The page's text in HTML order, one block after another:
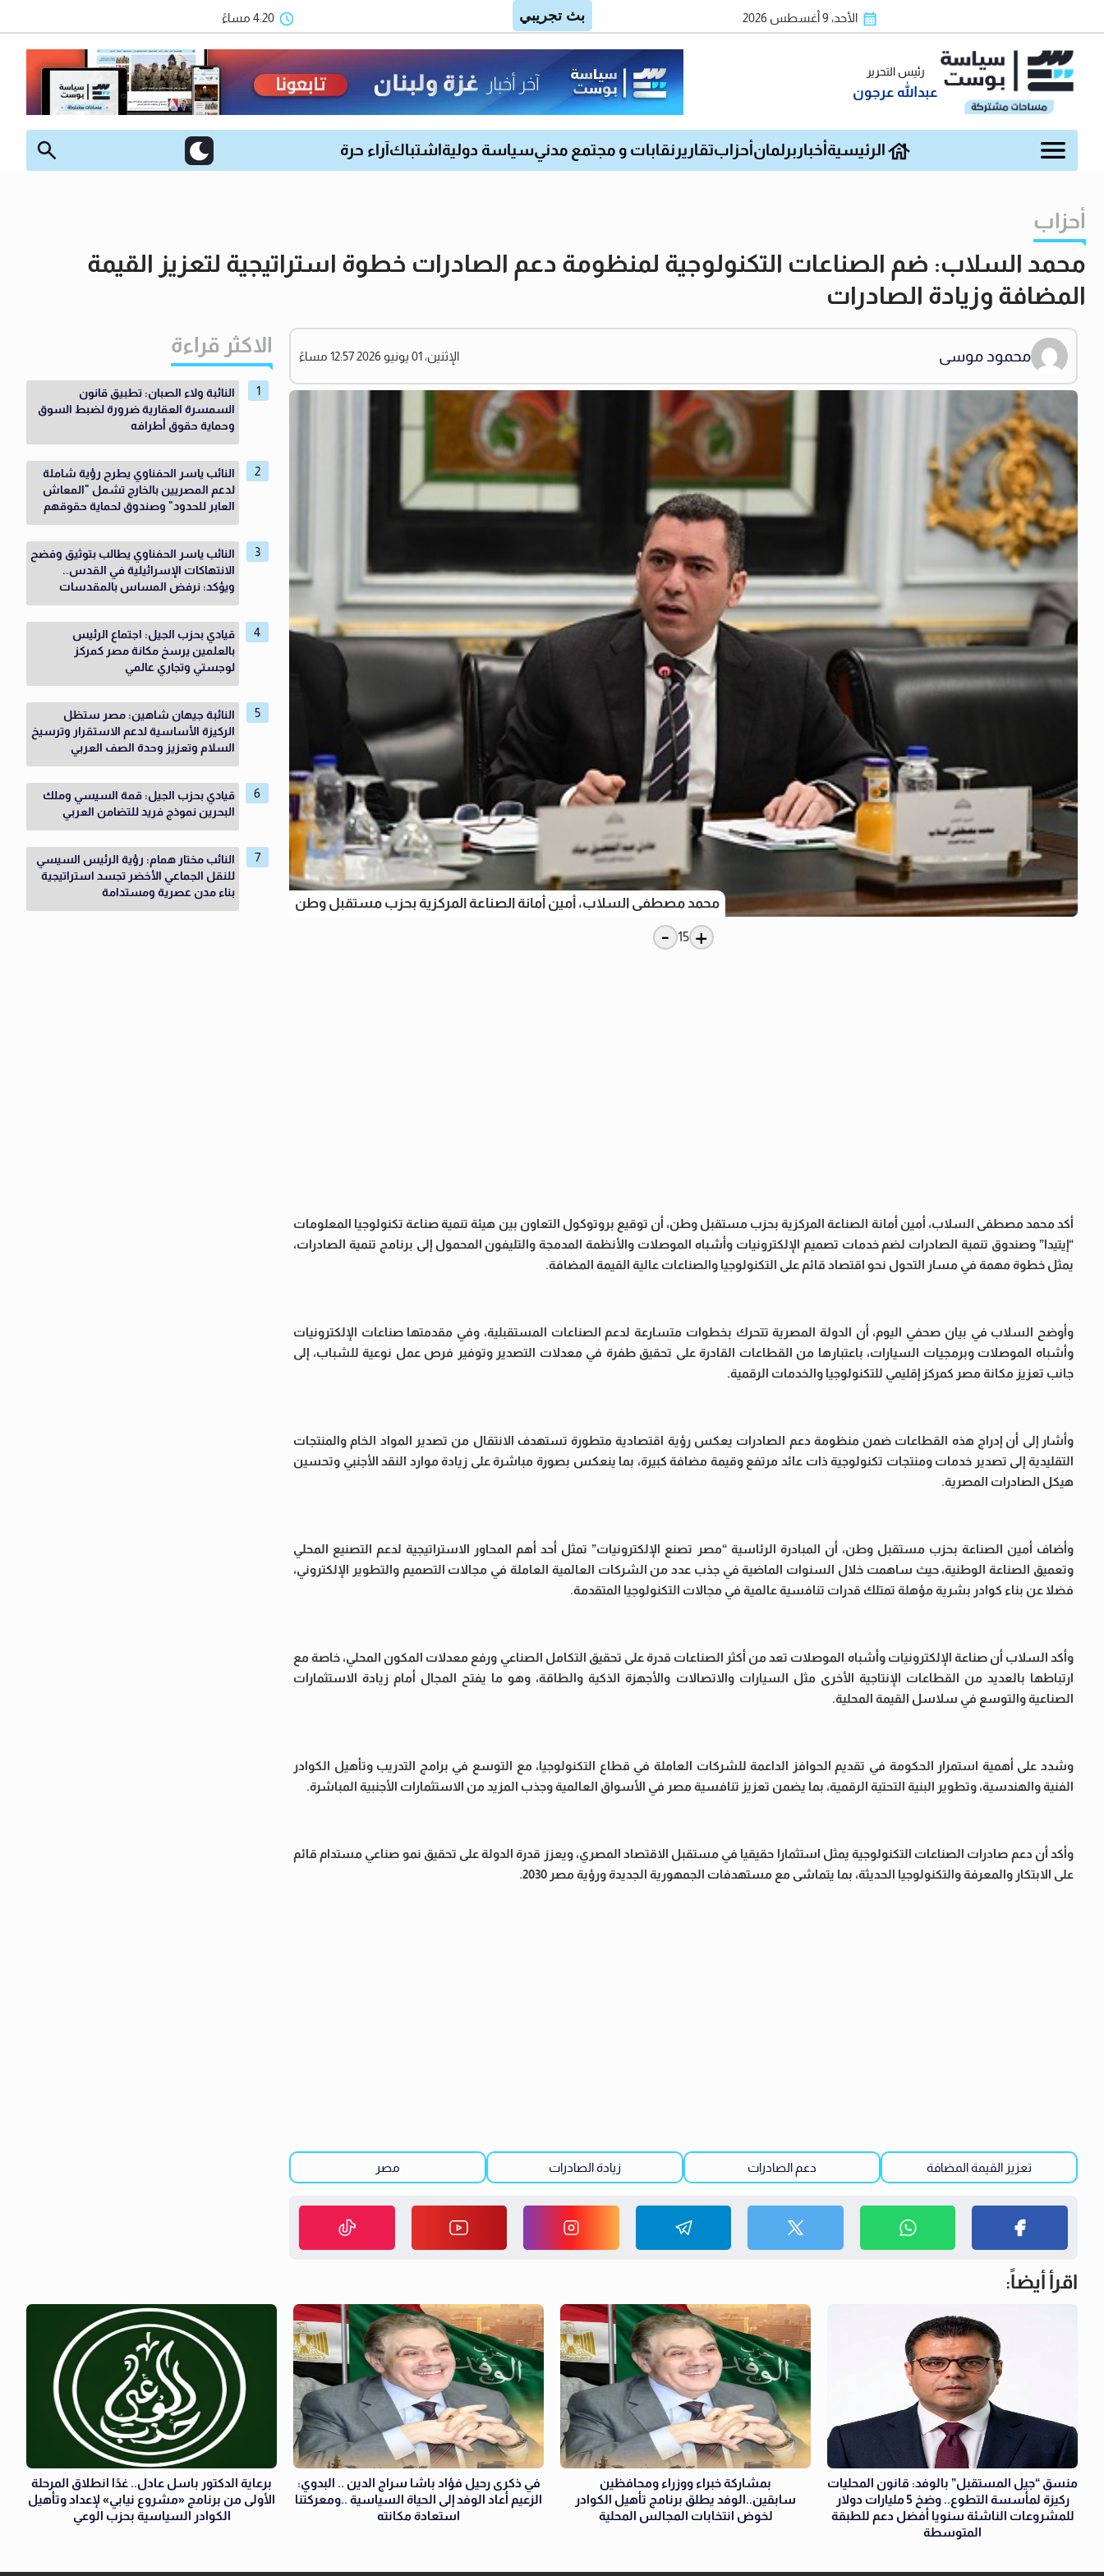
الأحد، 9 أغسطس 2026 4:20 مساءً
رئيس التحرير
عبدالله عرجون
الرئيسية أخبار برلمان أحزابتقارير نقابات و مجتمع مدنيسياسة دولية اشتباك آراء حرة
أحزاب
محمد السلاب: ضم الصناعات التكنولوجية لمنظومة دعم الصادرات خطوة استراتيجية لتعزيز القيمة
المضافة وزيادة الصادرات
محمود موسى الإثنين، 01 يونيو 2026 12:57 مساءً
محمد مصطفى السلاب، أمين أمانة الصناعة المركزية بحزب مستقبل وطن
+
15
-
أكد محمد مصطفى السلاب، أمين أمانة الصناعة المركزية بحزب مستقبل وطن، أن توقيع بروتوكول التعاون بين هيئة تنمية صناعة تكنولوجيا المعلومات
“إيتيدا” وصندوق تنمية الصادرات لضم خدمات تصميم الإلكترونيات وأشباه الموصلات والأنظمة المدمجة والتليفون المحمول إلى برنامج تنمية الصادرات،
يمثل خطوة مهمة في مسار التحول نحو اقتصاد قائم على التكنولوجيا والصناعات عالية القيمة المضافة.
وأوضح السلاب في بيان صحفي اليوم، أن الدولة المصرية تتحرك بخطوات متسارعة لدعم الصناعات المستقبلية، وفي مقدمتها صناعات الإلكترونيات
وأشباه الموصلات وبرمجيات السيارات، باعتبارها من القطاعات القادرة على تحقيق طفرة في معدلات التصدير وتوفير فرص عمل نوعية للشباب، إلى
جانب تعزيز مكانة مصر كمركز إقليمي للتكنولوجيا والخدمات الرقمية.
وأشار إلى أن إدراج هذه القطاعات ضمن منظومة دعم الصادرات يعكس رؤية اقتصادية متطورة تستهدف الانتقال من تصدير المواد الخام والمنتجات
التقليدية إلى تصدير خدمات ومنتجات تكنولوجية ذات عائد مرتفع وقيمة مضافة كبيرة، بما ينعكس بصورة مباشرة على زيادة موارد النقد الأجنبي وتحسين
هيكل الصادرات المصرية.
وأضاف أمين الصناعة بحزب مستقبل وطن، أن المبادرة الرئاسية “مصر تصنع الإلكترونيات” تمثل أحد أهم المحاور الاستراتيجية لدعم التصنيع المحلي
وتعميق الصناعة الوطنية، حيث ساهمت خلال السنوات الماضية في جذب عدد من الشركات العالمية العاملة في مجالات التصميم والتطوير الإلكتروني،
فضلا عن بناء كوادر بشرية مؤهلة تمتلك قدرات تنافسية عالمية في مجالات التكنولوجيا المتقدمة.
وأكد السلاب أن صناعة الإلكترونيات وأشباه الموصلات تعد من أكثر الصناعات قدرة على تحقيق التكامل الصناعي ورفع معدلات المكون المحلي، خاصة مع
ارتباطها بالعديد من القطاعات الإنتاجية الأخرى مثل السيارات والاتصالات والأجهزة الذكية والطاقة، وهو ما يفتح المجال أمام زيادة الاستثمارات
الصناعية والتوسع في سلاسل القيمة المحلية.
وشدد على أهمية استمرار الحكومة في تقديم الحوافز الداعمة للشركات العاملة في قطاع التكنولوجيا، مع التوسع في برامج التدريب وتأهيل الكوادر
الفنية والهندسية، وتطوير البنية التحتية الرقمية، بما يضمن تعزيز تنافسية مصر في الأسواق العالمية وجذب المزيد من الاستثمارات الأجنبية المباشرة.
وأكد أن دعم صادرات الصناعات التكنولوجية يمثل استثمارا حقيقيا في مستقبل الاقتصاد المصري، ويعزز قدرة الدولة على تحقيق نمو صناعي مستدام قائم
على الابتكار والمعرفة والتكنولوجيا الحديثة، بما يتماشى مع مستهدفات الجمهورية الجديدة ورؤية مصر 2030.
تعزيز القيمة المضافة دعم الصادرات زيادة الصادرات مصر
الاكثر قراءة
النائبة ولاء الصبان: تطبيق قانون
السمسرة العقارية ضرورة لضبط السوق
وحماية حقوق أطرافه
النائب ياسر الحفناوي يطرح رؤية شاملة
لدعم المصريين بالخارج تشمل "المعاش
العابر للحدود" وصندوق لحماية حقوقهم
النائب ياسر الحفناوي يطالب بتوثيق وفضح
الانتهاكات الإسرائيلية في القدس..
ويؤكد: نرفض المساس بالمقدسات
قيادي بحزب الجيل: اجتماع الرئيس
بالعلمين يرسخ مكانة مصر كمركز
لوجستي وتجاري عالمي
النائبة جيهان شاهين: مصر ستظل
الركيزة الأساسية لدعم الاستقرار وترسيخ
السلام وتعزيز وحدة الصف العربي
قيادي بحزب الجيل: قمة السيسي وملك
البحرين نموذج فريد للتضامن العربي
النائب مختار همام: رؤية الرئيس السيسي
للنقل الجماعي الأخضر تجسد استراتيجية
بناء مدن عصرية ومستدامة
اقرأ أيضاً:
منسق “جيل المستقبل” بالوفد: قانون المحليات
ركيزة لمأسسة التطوع.. وضخ 5 مليارات دولار
للمشروعات الناشئة سنويا أفضل دعم للطبقة
المتوسطة
بمشاركة خبراء ووزراء ومحافظين
سابقين..الوفد يطلق برنامج تأهيل الكوادر
لخوض انتخابات المجالس المحلية
في ذكرى رحيل فؤاد باشا سراج الدين .. البدوي:
الزعيم أعاد الوفد إلى الحياة السياسية ..ومعركتنا
استعادة مكانته
برعاية الدكتور باسل عادل.. غدًا انطلاق المرحلة
الأولى من برنامج «مشروع نيابي» لإعداد وتأهيل
الكوادر السياسية بحزب الوعي